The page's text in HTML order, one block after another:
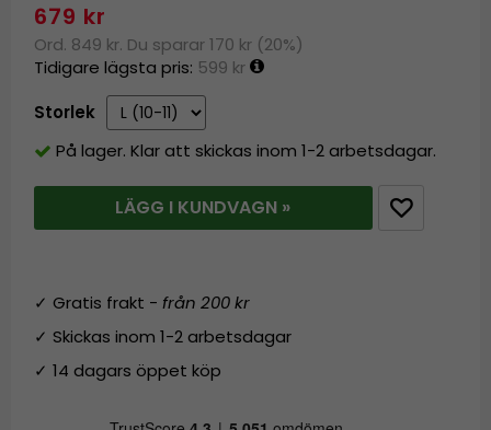
679 kr
Ord. 849 kr. Du sparar 170 kr (20%)
Tidigare lägsta pris: 599 kr
Storlek
På lager. Klar att skickas inom 1-2 arbetsdagar.
LÄGG I KUNDVAGN »
✓ Gratis frakt -från 200 kr
✓ Skickas inom 1-2 arbetsdagar
✓ 14 dagars öppet köp